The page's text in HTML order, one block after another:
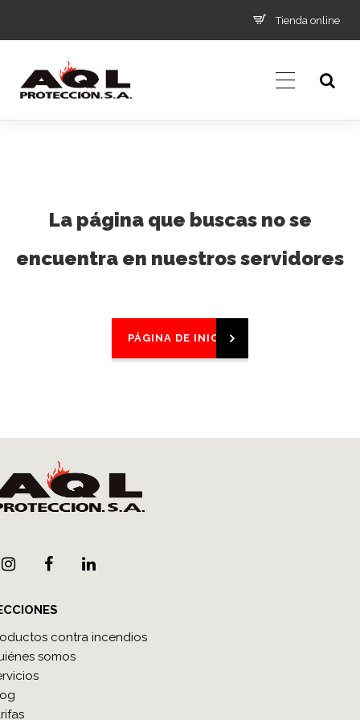
Tienda online
La página que buscas no se
encuentra en nuestros servidores
PÁGINA DE INICIO
contra incendios
somos